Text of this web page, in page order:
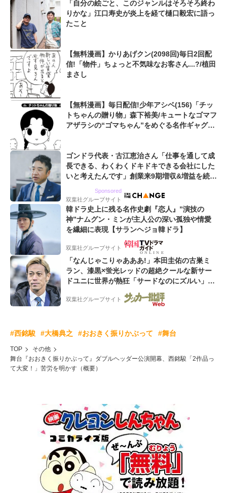
「自分の絵ごと、このジャンルはそろそろ終わ
りかな」江口寿史が炎上を経て樋口毅宏に語っ
たこと
【無料漫画】かりあげクン(2098回)毎日2回配
信!「物件」ちょっと不気味なお客さん...?/植田
まさし
【無料漫画】毎日配信!少年アシベ(156)「チッ
トちゃんの贈り物」森下裕美/キュートなゴマフ
アザラシの“ゴマちゃん”をめぐる名作ギャグ4
ゴンドラ代表・古江恵治さん「仕事を通して成
長できる、わくわくドキドキできる会社にした
いと考えたんです」創業来9期増収&増益を続け
Sponsored
双葉社グループサイト
韓ドラ史上に残る名作史劇『恋人』”演技の
神”ナムグン・ミンが主人公の深い孤独や情愛
を繊細に表現【サランヘジョ韓ドラ】
双葉社グループサイト
「なんじゃこりゃあああ!」本田圭佑の古巣ミ
ラン、漆黒×蛍光レッドの超絶クールな新サー
ドユニに世界が熱狂「サードなのにズルい」
「こりゃかっけえわ」
双葉社グループサイト
#西銘駿 #大橋典之 #おおきく振りかぶって #舞台
TOP
その他
舞台『おおきく振りかぶって』ダブルヘッダー公演開幕、西銘駿「2作品っ
て大変！」苦労を明かす（概要）